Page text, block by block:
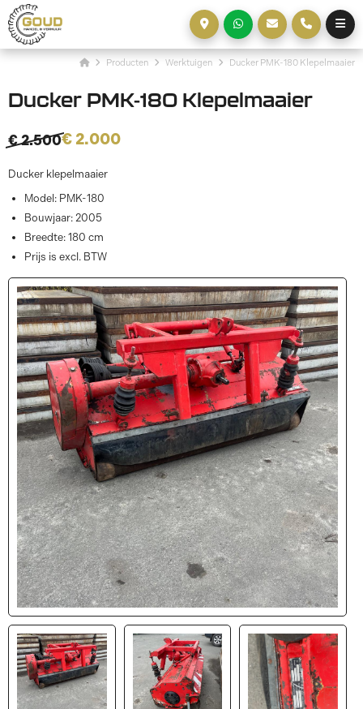
Producten Werktuigen Ducker PMK-180 Klepelmaaier
Ducker PMK-180 Klepelmaaier
€ 2.500€ 2.000
Ducker klepelmaaier
Model: PMK-180
Bouwjaar: 2005
Breedte: 180 cm
Prijs is excl. BTW